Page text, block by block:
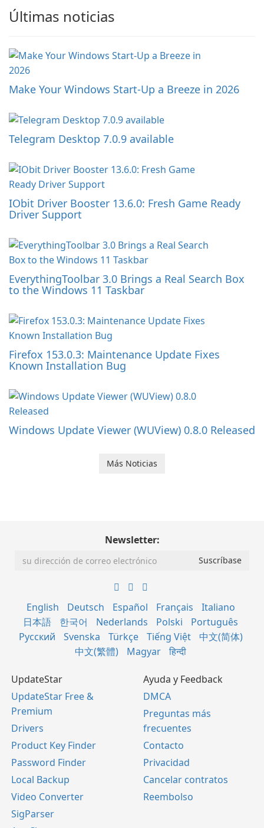
Últimas noticias
Make Your Windows Start-Up a Breeze in 2026
Telegram Desktop 7.0.9 available
IObit Driver Booster 13.6.0: Fresh Game Ready
Driver Support
EverythingToolbar 3.0 Brings a Real Search Box
to the Windows 11 Taskbar
Firefox 153.0.3: Maintenance Update Fixes
Known Installation Bug
Windows Update Viewer (WUView) 0.8.0 Released
Más Noticias
Newsletter:
English Deutsch Español Français
Italiano
日本語
한국어 Nederlands Polski
Português
Русский
Svenska Türkçe Tiếng Việt
中文(简体)
中文(繁體)
Magyar हिन्दी
UpdateStar
UpdateStar Free &
Premium
Drivers
Product Key Finder
Password Finder
Local Backup
Video Converter
SigParser
Ayuda y Feedback
DMCA
Preguntas más
frecuentes
Contacto
Privacidad
Cancelar contratos
Reembolso